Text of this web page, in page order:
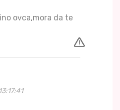
ovca,mora da te